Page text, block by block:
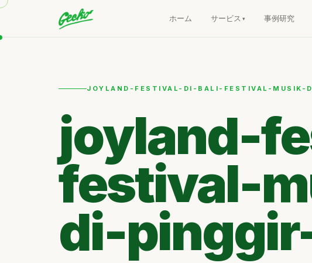
ホーム サービス 事例研究
JOYLAND-FESTIVAL-DI-BALI-FESTIVAL-MUSIK-
joyland-
festival-
di-